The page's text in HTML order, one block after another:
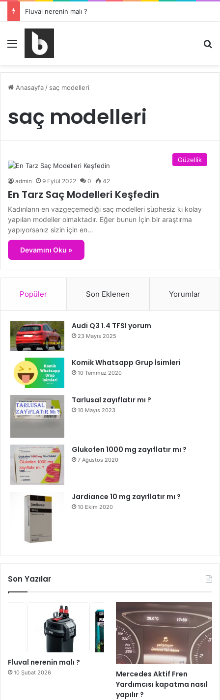
Fluval nerenin malı ?
Menü
Anasayfa / saç modelleri
saç modelleri
Güzellik
admin 9 Eylül 2022 0 42
En Tarz Saç Modelleri Keşfedin
Kadınların en vazgeçemediği saç modelleri şüphesiz ki kolay
yapılan modeller olmaktadır. Eğer bunun İçin bir araştırma
yapıyorsanız sizin için en…
Devamını Oku »
Popüler Son Eklenen Yorumlar
Audi Q3 1.4 TFSI yorum
23 Mayıs 2025
Komik Whatsapp Grup İsimleri
10 Temmuz 2020
Tarlusal zayıflatır mı ?
10 Mayıs 2023
Glukofen 1000 mg zayıflatır mı ?
7 Ağustos 2020
Jardiance 10 mg zayıflatır mı ?
10 Ekim 2020
Son Yazılar
Fluval nerenin malı ?
10 Şubat 2026
Mercedes Aktif Fren
Yardımcısı kapatma nasıl
yapılır ?